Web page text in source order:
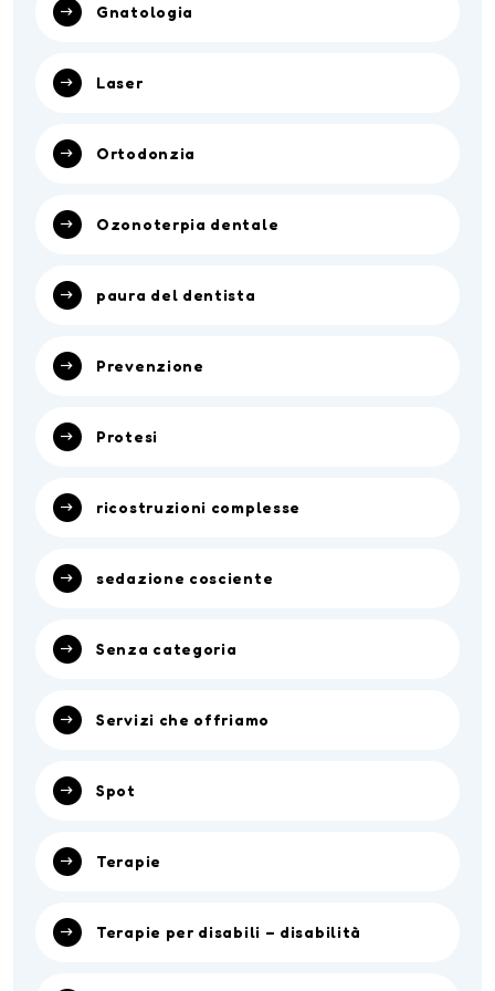
Gnatologia
Laser
Ortodonzia
Ozonoterpia dentale
paura del dentista
Prevenzione
Protesi
ricostruzioni complesse
sedazione cosciente
Senza categoria
Servizi che offriamo
Spot
Terapie
Terapie per disabili – disabilità